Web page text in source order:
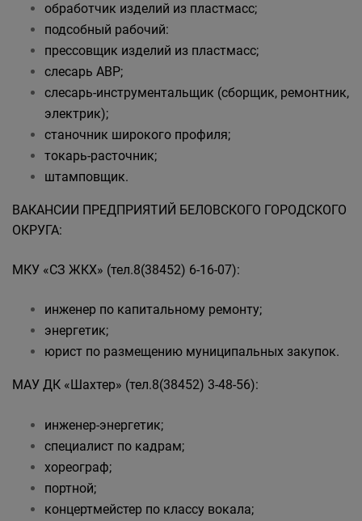
обработчик изделий из пластмасс;
подсобный рабочий:
прессовщик изделий из пластмасс;
слесарь АВР;
слесарь-инструментальщик (сборщик, ремонтник,
электрик);
станочник широкого профиля;
токарь-расточник;
штамповщик.
ВАКАНСИИ ПРЕДПРИЯТИЙ БЕЛОВСКОГО ГОРОДСКОГО
ОКРУГА:
МКУ «СЗ ЖКХ» (тел.8(38452) 6-16-07):
инженер по капитальному ремонту;
энергетик;
юрист по размещению муниципальных закупок.
МАУ ДК «Шахтер» (тел.8(38452) 3-48-56):
инженер-энергетик;
специалист по кадрам;
хореограф;
портной;
концертмейстер по классу вокала;